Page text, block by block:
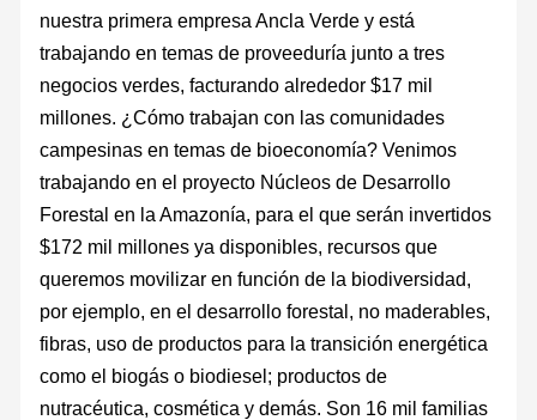
nuestra primera empresa Ancla Verde y está
trabajando en temas de proveeduría junto a tres
negocios verdes, facturando alrededor $17 mil
millones. ¿Cómo trabajan con las comunidades
campesinas en temas de bioeconomía? Venimos
trabajando en el proyecto Núcleos de Desarrollo
Forestal en la Amazonía, para el que serán invertidos
$172 mil millones ya disponibles, recursos que
queremos movilizar en función de la biodiversidad,
por ejemplo, en el desarrollo forestal, no maderables,
fibras, uso de productos para la transición energética
como el biogás o biodiesel; productos de
nutracéutica, cosmética y demás. Son 16 mil familias